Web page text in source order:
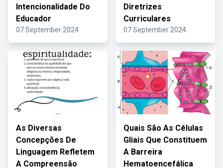
Intencionalidade Do
Educador
07 September 2024
Diretrizes
Curriculares
07 September 2024
As Diversas
Concepções De
Linguagem Refletem
A Compreensão
Quais São As Células
Gliais Que Constituem
A Barreira
Hematoencefálica